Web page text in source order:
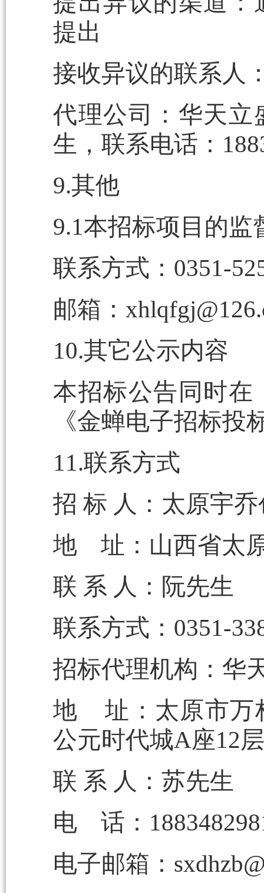
提出
接收异议的联系人
代理公司：华天立
生，联系电话：
9.其他
9.1本招标项目的
联系方式：0351-
邮箱：
10.其它公示内容
本招标公告同时在
《金蝉电子招标
11.联系方式
招 标 人：太原宇
地 址：山西省太
联 系 人：阮先生
联系方式：0351-
招标代理机构：华
地 址：太原市万
公元时代城A座12层
联 系 人：苏先生
电 话：
电子邮箱：